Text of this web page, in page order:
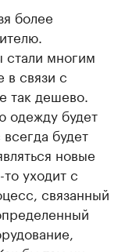
более
многим
в связи с
так дешево.
одежду будет
будет
новые
уходит с
связанный